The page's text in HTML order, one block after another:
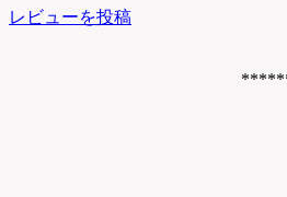
レビューを投稿